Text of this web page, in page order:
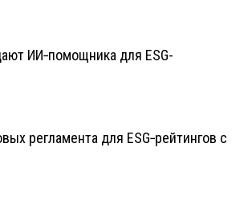
ИИ‑помощника для ESG-
регламента для ESG‑рейтингов с